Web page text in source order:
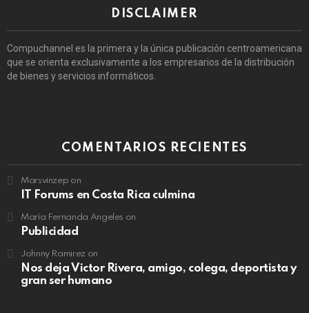
DISCLAIMER
Compuchannel es la primera y la única publicación centroamericana
que se orienta exclusivamente a los empresarios de la distribución
de bienes y servicios informáticos.
COMENTARIOS RECIENTES
Marsvinzep on
IT Forums en Costa Rica culmina
María Fernanda Angeles on
Publicidad
Johnny Ramirezon
Nos deja Victor Rivera, amigo, colega, deportista y
gran ser humano